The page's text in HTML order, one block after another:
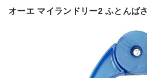
オーエ マイランドリー2 ふとんば